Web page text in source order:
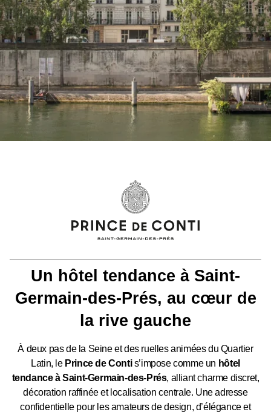
reservation@Princedeconti.com
Un hôtel tendance à Saint-
Germain-des-Prés, au cœur de
la rive gauche
À deux pas de la Seine et des ruelles animées du Quartier
Latin, le Prince de Contis’impose comme un hôtel
tendance à Saint-Germain-des-Prés, alliant charme discret,
décoration raffinée et localisation centrale. Une adresse
confidentielle pour les amateurs de design, d’élégance et